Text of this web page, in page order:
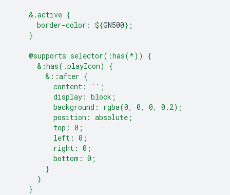
    &.active {
      border-color:
${GN500} ;
    }
    @supports selector(:has(*)) {
      &:has(.playIcon) {
        &::after {
          content: '';
          display: block;
          background: rgba(0, 0, 0, 0.2);
          position: absolute;
          top: 0;
          left: 0;
          right: 0;
          bottom: 0;
        }
      }
    }